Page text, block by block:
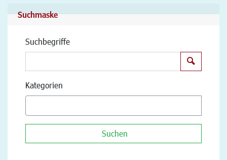
Suchmaske
Suchbegriffe
Kategorien
Suchen